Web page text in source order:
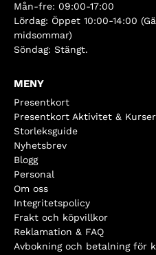
Mån-fre: 09:00-17:00
Lördag: Öppet 10:00-14:00
midsommar)
Söndag: Stängt.
MENY
Presentkort
Presentkort Aktivitet & Kurser
Storleksguide
Nyhetsbrev
Blogg
Personal
Om oss
Integritetspolicy
Frakt och köpvillkor
Reklamation & FAQ
Avbokning och betalning för